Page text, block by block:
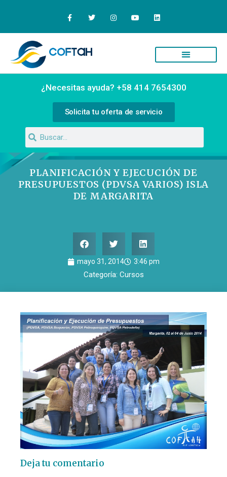
¿Necesitas ayuda? +58 414 7654300
Solicita tu oferta de servicio
PLANIFICACIÓN Y EJECUCIÓN DE
PRESUPUESTOS (PDVSA VARIOS) ISLA
DE MARGARITA
mayo 31, 2014 3:46 pm
Categoría: Cursos
Deja tu comentario